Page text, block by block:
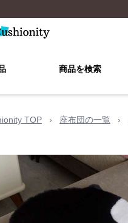
商品を検索
TOP › 座布団の一覧 ›